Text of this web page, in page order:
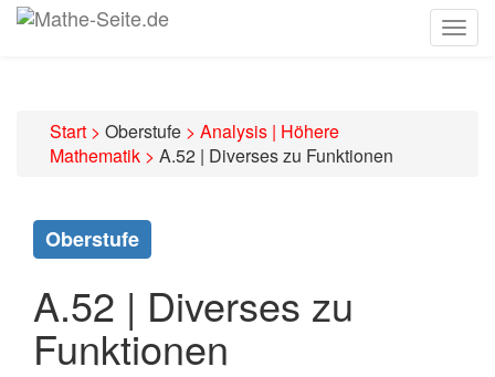
Start > Oberstufe > Analysis | Höhere
Mathematik > A.52 | Diverses zu Funktionen
Oberstufe
A.52 | Diverses zu
Funktionen